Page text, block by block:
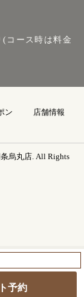
コース時は料金
ン 店舗情報
烏丸店. All Rights
予約